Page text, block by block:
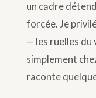
un cadre
forcée. Je
— les ruelles du
simplement
raconte